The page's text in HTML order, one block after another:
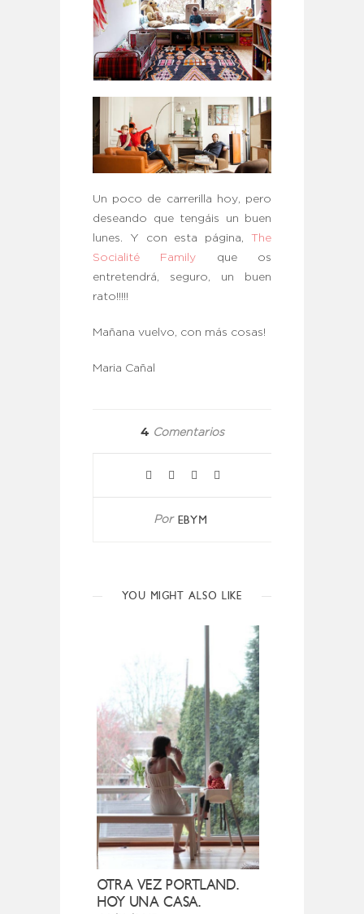
Un poco de carrerilla hoy, pero
deseando que tengáis un buen
lunes. Y con esta página,
The
Socialité Family que os
entretendrá, seguro, un buen
rato!!!!!
Mañana vuelvo, con más cosas!
Maria Cañal
4 Comentarios
Por EBYM
YOU MIGHT ALSO LIKE
OTRA VEZ PORTLAND.
HOY UNA CASA.